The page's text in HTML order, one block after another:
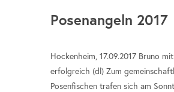
Posenangeln 2017
Hockenheim, 17.09.2017 Bruno
erfolgreich (dl) Zum
Posenfischen trafen sich am